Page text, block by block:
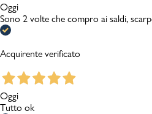
Oggi
Sono 2 volte che compro ai saldi,
Acquirente verificato
Oggi
Tutto ok